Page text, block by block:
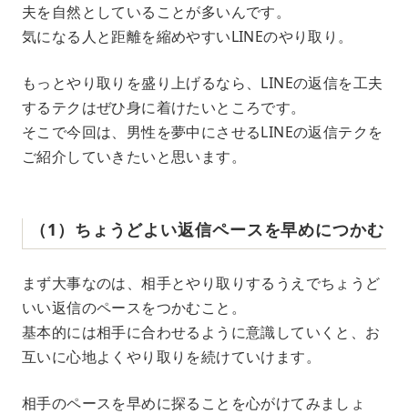
夫を自然としていることが多いんです。
気になる人と距離を縮めやすいLINEのやり取り。
もっとやり取りを盛り上げるなら、LINEの返信を工夫
するテクはぜひ身に着けたいところです。
そこで今回は、男性を夢中にさせるLINEの返信テクを
ご紹介していきたいと思います。
（1）ちょうどよい返信ペースを早めにつかむ
まず大事なのは、相手とやり取りするうえでちょうど
いい返信のペースをつかむこと。
基本的には相手に合わせるように意識していくと、お
互いに心地よくやり取りを続けていけます。
相手のペースを早めに探ることを心がけてみましょ